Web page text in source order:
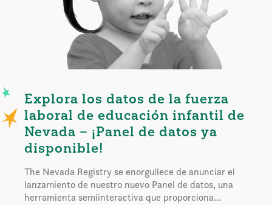
Explora los datos de la fuerza
laboral de educación infantil de
Nevada – ¡Panel de datos ya
disponible!
The Nevada Registry se enorgullece de anunciar el
lanzamiento de nuestro nuevo Panel de datos, una
herramienta semiinteractiva que proporciona...